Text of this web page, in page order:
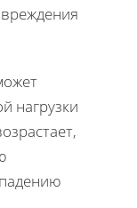
нагрузки